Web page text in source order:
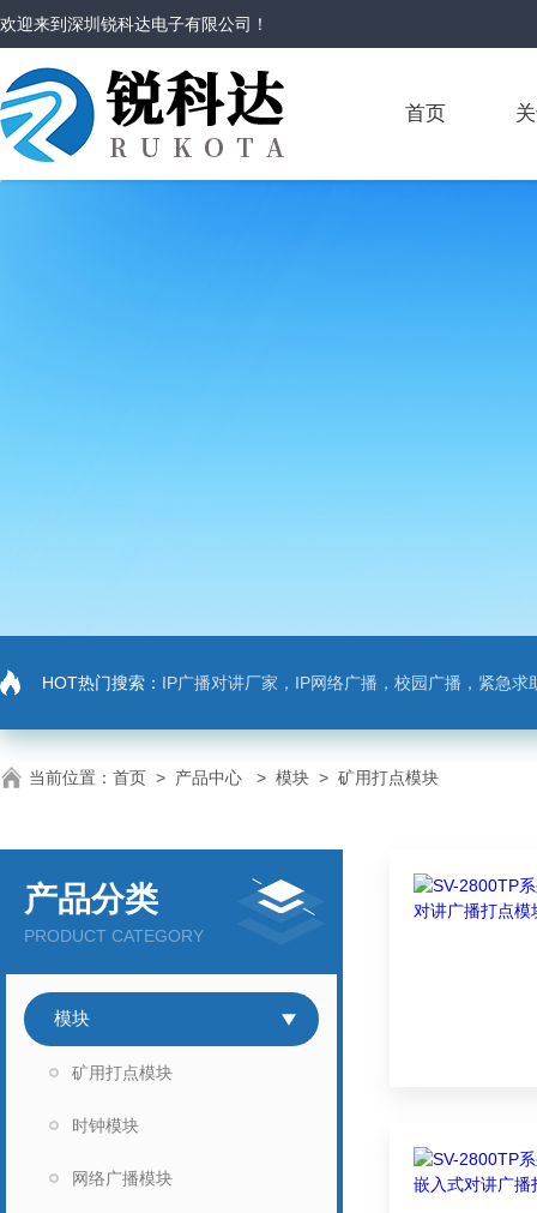
欢迎来到深圳锐科达电子有限公司 ！
首页
HOT热门搜索： IP广播对讲厂家，IP网络广播，校园广播，紧急求助，IP广播对讲系
当前位置： 首页 > 产品中心 > 模块 > 矿用打点模块
产品分类
PRODUCT CATEGORY
模块
矿用打点模块
时钟模块
网络广播模块